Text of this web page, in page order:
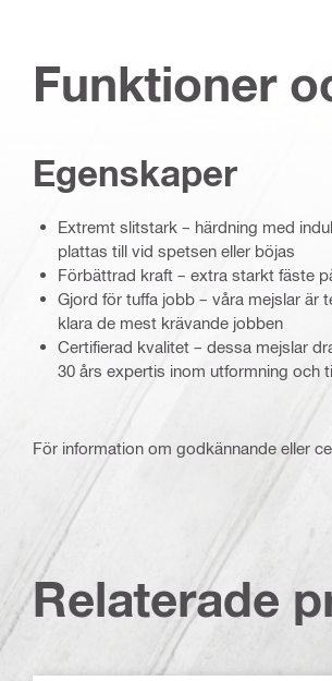
Funktioner
Egenskaper
Extremt slitstark – härdning med
plattas till vid spetsen eller böjas
Förbättrad kraft – extra starkt fäste
Gjord för tuffa jobb – våra mejslar är
klara de mest krävande jobben
Certifierad kvalitet – dessa mejslar
30 års expertis inom utformning och
För information om godkännande eller
Relaterade